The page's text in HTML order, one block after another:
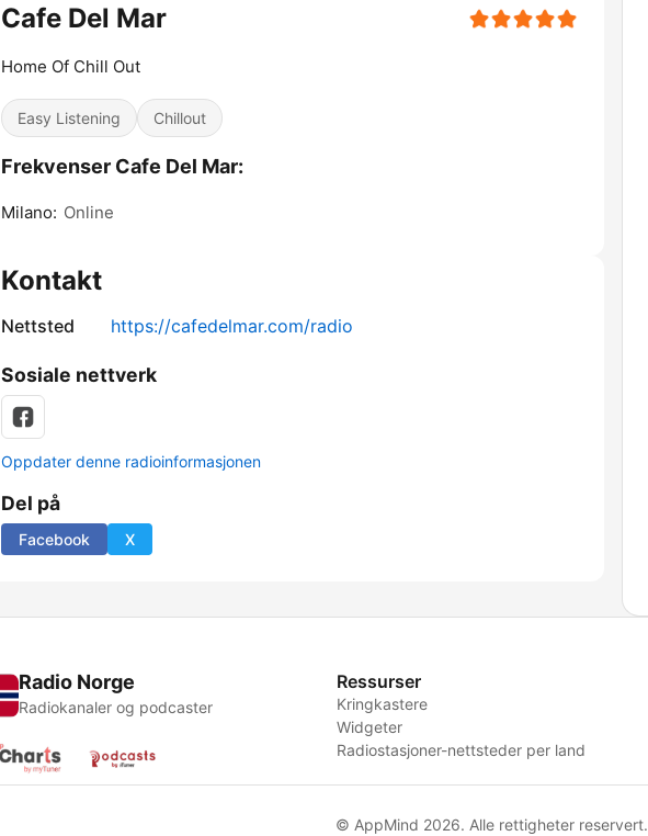
Cafe Del Mar
Home Of Chill Out
Easy Listening Chillout
Frekvenser Cafe Del Mar:
Milano: Online
Kontakt
Nettsted https://cafedelmar.com/radio
Sosiale nettverk
Oppdater denne radioinformasjonen
Del på
Facebook X
Radio Norge
Radiokanaler og podcaster
Ressurser
Kringkastere
Widgeter
Radiostasjoner-nettsteder per land
© AppMind 2026. Alle rettigheter reservert.